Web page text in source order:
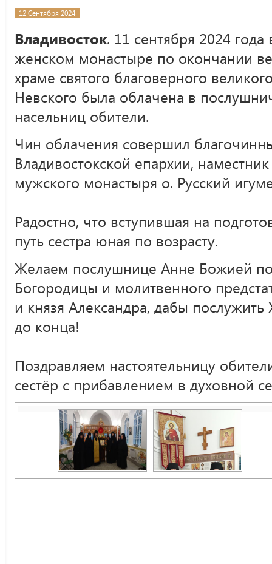
12 Сентября 2024
Владивосток. 11 сентября 2024
женском монастыре по окончании
храме святого благоверного
Невского была облачена в
насельниц обители.
Чин облачения совершил
Владивостокской епархии,
мужского монастыря о. Русский
Радостно, что вступившая на
путь сестра юная по возрасту.
Желаем послушнице Анне Божией
Богородицы и молитвенного
и князя Александра, дабы послужить
до конца!
Поздравляем настоятельницу
сестёр с прибавлением в духовной